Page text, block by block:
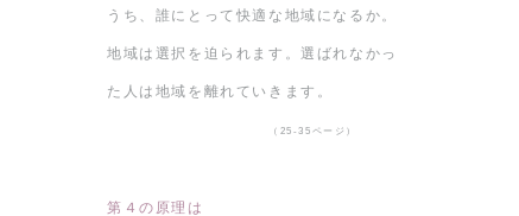
うち、誰にとって快適な地域になるか。
地域は選択を迫られます。選ばれなかっ
た人は地域を離れていきます。
（25-35ページ）
第４の原理は